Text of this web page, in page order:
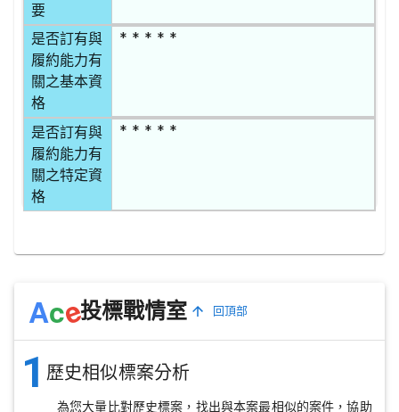
要
是否訂有與
履約能力有
關之基本資
格
* * * * *
是否訂有與
履約能力有
關之特定資
格
* * * * *
Ace投標戰情室 回頂部
1 歷史相似標案分析
為您大量比對歷史標案，找出與本案最相似的案件，協助